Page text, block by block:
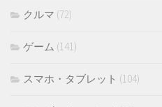
クルマ (72)
ゲーム (141)
スマホ・タブレット (104)